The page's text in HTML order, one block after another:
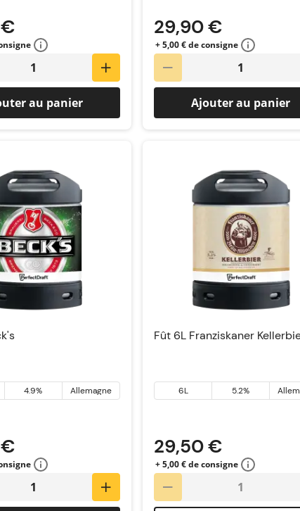
au panier
29,90 €
+ 5,00 € de consigne
Ajouter au panier
4.9% Allemagne
Fût 6L Franziskaner
29,50 €
+ 5,00 € de consigne
6L 5.2%